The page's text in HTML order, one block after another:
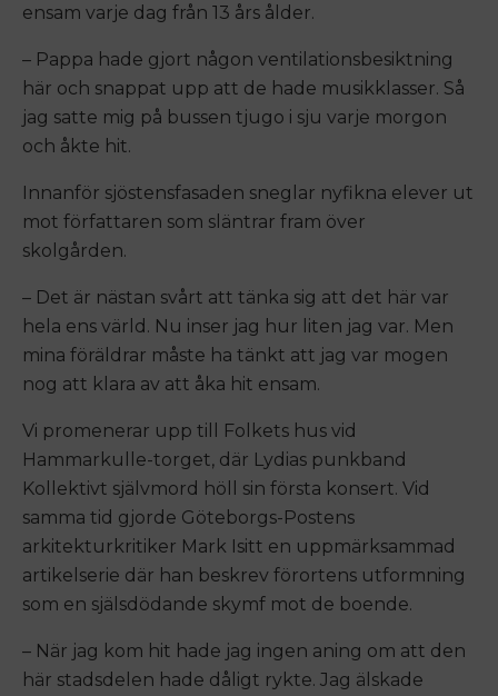
ensam varje dag från 13 års ålder.
– Pappa hade gjort någon ventilationsbesiktning
här och snappat upp att de hade musikklasser. Så
jag satte mig på bussen tjugo i sju varje morgon
och åkte hit.
Innanför sjöstensfasaden sneglar nyfikna elever ut
mot författaren som släntrar fram över
skolgården.
– Det är nästan svårt att tänka sig att det här var
hela ens värld. Nu inser jag hur liten jag var. Men
mina föräldrar måste ha tänkt att jag var mogen
nog att klara av att åka hit ensam.
Vi promenerar upp till Folkets hus vid
Hammarkulle-torget, där Lydias punkband
Kollektivt självmord höll sin första konsert. Vid
samma tid gjorde Göteborgs-Postens
arkitekturkritiker Mark Isitt en uppmärksammad
artikelserie där han beskrev förortens utformning
som en själsdödande skymf mot de boende.
– När jag kom hit hade jag ingen aning om att den
här stadsdelen hade dåligt rykte. Jag älskade